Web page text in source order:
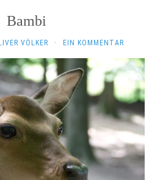
Bambi
VÖLKER · EIN KOMMENTAR